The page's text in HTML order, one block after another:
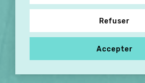
Refuser
Accepter